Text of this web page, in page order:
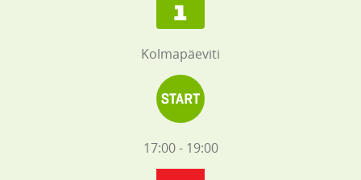
Kolmapäeviti
17:00 - 19:00